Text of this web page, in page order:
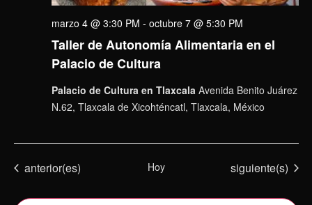
Taller de Autonomía Alimentaria en el
Palacio de Cultura
marzo 4 @ 3:30 PM - octubre 7 @ 5:30 PM
Palacio de Cultura en Tlaxcala Avenida Benito Juárez
N.62, Tlaxcala de Xicohténcatl, Tlaxcala, México
Eventos
anterior(es) Hoy Eventos
siguiente(s)